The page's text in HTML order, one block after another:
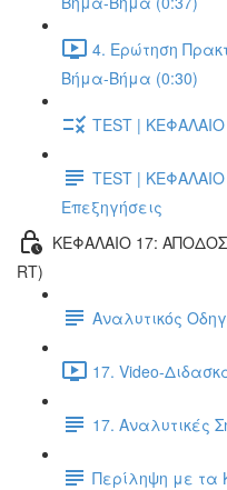
4. Ερώτηση
Βήμα-Βήμα (0:30)
TEST |
TEST |
Επεξηγήσεις
ΚΕΦΑΛΑΙΟ 17:
RT)
Αναλυτικός
17. Video-
17. Αναλυτικές
Περίληψη με τα